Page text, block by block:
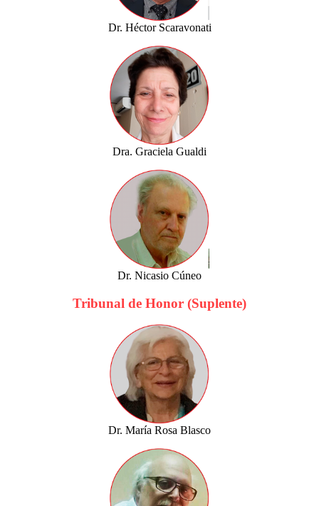
Dr. Héctor Scaravonati
Dra. Graciela Gualdi
Dr. Nicasio Cúneo
Tribunal de Honor (Suplente)
Dr. María Rosa Blasco